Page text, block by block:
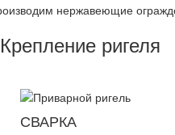
нержавеющие
Крепление ригеля
СВАРКА